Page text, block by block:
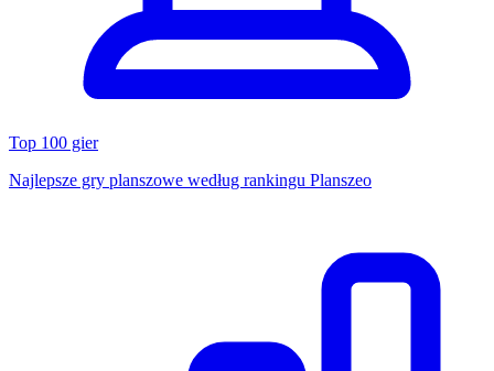
Top 100 gier
Najlepsze gry planszowe według rankingu Planszeo